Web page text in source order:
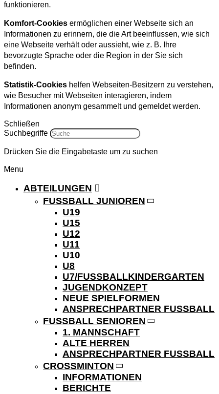
funktionieren.
Komfort-Cookies ermöglichen einer Webseite sich an
Informationen zu erinnern, die die Art beeinflussen, wie sich
eine Webseite verhält oder aussieht, wie z. B. Ihre
bevorzugte Sprache oder die Region in der Sie sich
befinden.
Statistik-Cookies helfen Webseiten-Besitzern zu verstehen,
wie Besucher mit Webseiten interagieren, indem
Informationen anonym gesammelt und gemeldet werden.
Schließen
Suchbegriffe
Drücken Sie die Eingabetaste um zu suchen
Menu
ABTEILUNGEN
FUSSBALL JUNIOREN
U19
U15
U12
U11
U10
U8
U7/FUSSBALLKINDERGARTEN
JUGENDKONZEPT
NEUE SPIELFORMEN
ANSPRECHPARTNER FUSSBALL
FUSSBALL SENIOREN
1. MANNSCHAFT
ALTE HERREN
ANSPRECHPARTNER FUSSBALL
CROSSMINTON
INFORMATIONEN
BERICHTE